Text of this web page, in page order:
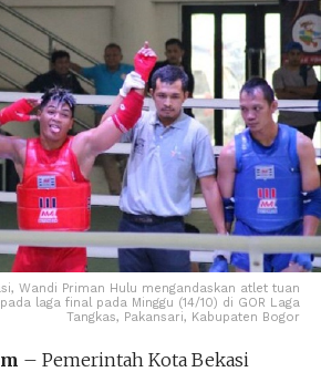
Wandi Priman Hulu mengandaskan atlet tuan
laga final pada Minggu (14/10) di GOR Laga
Tangkas, Pakansari, Kabupaten Bogor
– Pemerintah Kota Bekasi